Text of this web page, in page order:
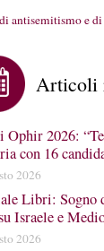
antisemitismo e
Articoli
Ophir 2026:
con 16
2026
Libri:
Israele e
2026